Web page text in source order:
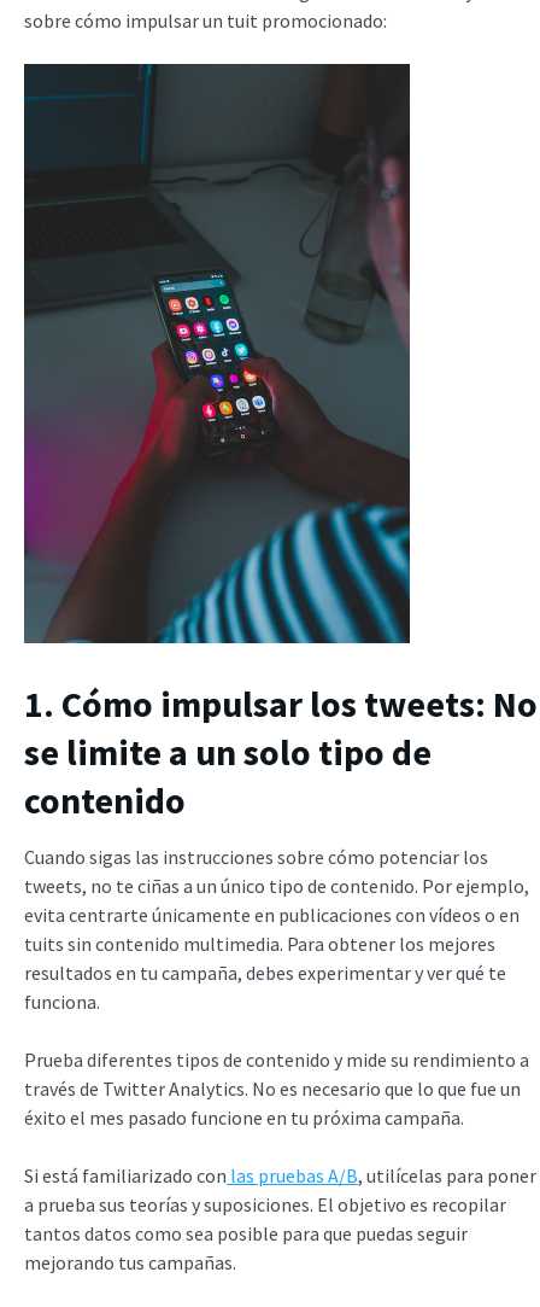
sobre cómo impulsar un tuit promocionado:
1. Cómo impulsar los tweets: No
se limite a un solo tipo de
contenido
Cuando sigas las instrucciones sobre cómo potenciar los
tweets, no te ciñas a un único tipo de contenido. Por ejemplo,
evita centrarte únicamente en publicaciones con vídeos o en
tuits sin contenido multimedia. Para obtener los mejores
resultados en tu campaña, debes experimentar y ver qué te
funciona.
Prueba diferentes tipos de contenido y mide su rendimiento a
través de Twitter Analytics. No es necesario que lo que fue un
éxito el mes pasado funcione en tu próxima campaña.
Si está familiarizado con las pruebas A/B, utilícelas para poner
a prueba sus teorías y suposiciones. El objetivo es recopilar
tantos datos como sea posible para que puedas seguir
mejorando tus campañas.